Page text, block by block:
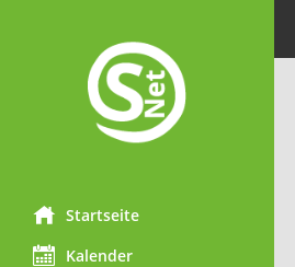
Startseite
Kalender